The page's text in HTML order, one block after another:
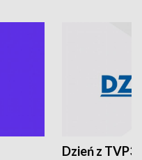
Dzień z TVP3